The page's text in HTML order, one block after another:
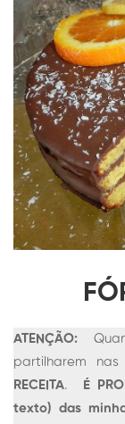
ATENÇÃO:
partilharem nas
RECEITA.
É
texto) das